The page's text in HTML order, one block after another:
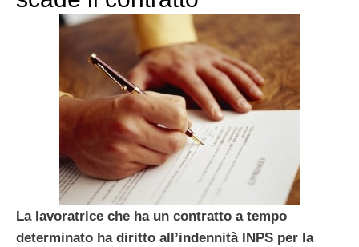
La lavoratrice che ha un contratto a tempo
determinato ha diritto all’indennità INPS per la